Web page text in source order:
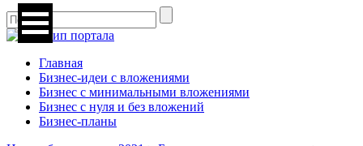
Главная
Бизнес-идеи с вложениями
Бизнес с минимальными вложениями
Бизнес с нуля и без вложений
Бизнес-планы